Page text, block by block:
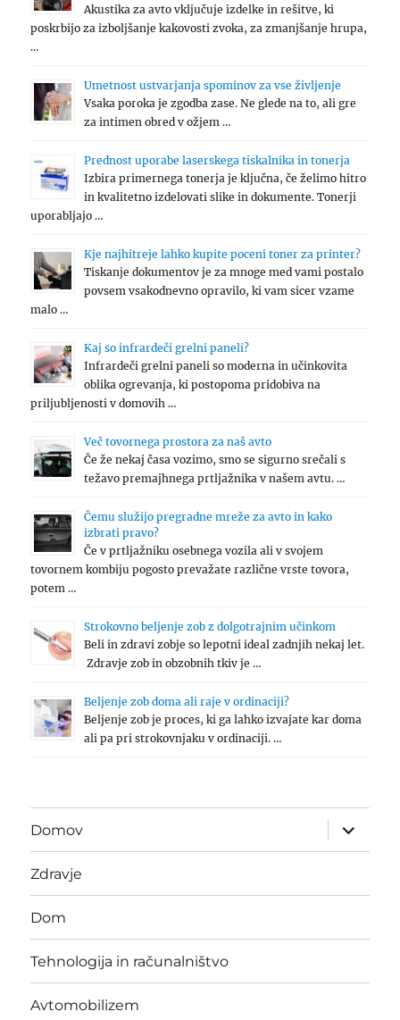
Akustika za avto vključuje izdelke in rešitve, ki
poskrbijo za izboljšanje kakovosti zvoka, za zmanjšanje hrupa,
…
Umetnost ustvarjanja spominov za vse življenje
Vsaka poroka je zgodba zase. Ne glede na to, ali gre
za intimen obred v ožjem …
Prednost uporabe laserskega tiskalnika in tonerja
Izbira primernega tonerja je ključna, če želimo hitro
in kvalitetno izdelovati slike in dokumente. Tonerji
uporabljajo …
Kje najhitreje lahko kupite poceni toner za printer?
Tiskanje dokumentov je za mnoge med vami postalo
povsem vsakodnevno opravilo, ki vam sicer vzame
malo …
Kaj so infrardeči grelni paneli?
Infrardeči grelni paneli so moderna in učinkovita
oblika ogrevanja, ki postopoma pridobiva na
priljubljenosti v domovih …
Več tovornega prostora za naš avto
Če že nekaj časa vozimo, smo se sigurno srečali s
težavo premajhnega prtljažnika v našem avtu. …
Čemu služijo pregradne mreže za avto in kako
izbrati pravo?
Če v prtljažniku osebnega vozila ali v svojem
tovornem kombiju pogosto prevažate različne vrste tovora,
potem …
Strokovno beljenje zob z dolgotrajnim učinkom
Beli in zdravi zobje so lepotni ideal zadnjih nekaj let.
Zdravje zob in obzobnih tkiv je …
Beljenje zob doma ali raje v ordinaciji?
Beljenje zob je proces, ki ga lahko izvajate kar doma
ali pa pri strokovnjaku v ordinaciji. …
Domov
expand
child
menu
Zdravje
Dom
Tehnologija in računalništvo
Avtomobilizem